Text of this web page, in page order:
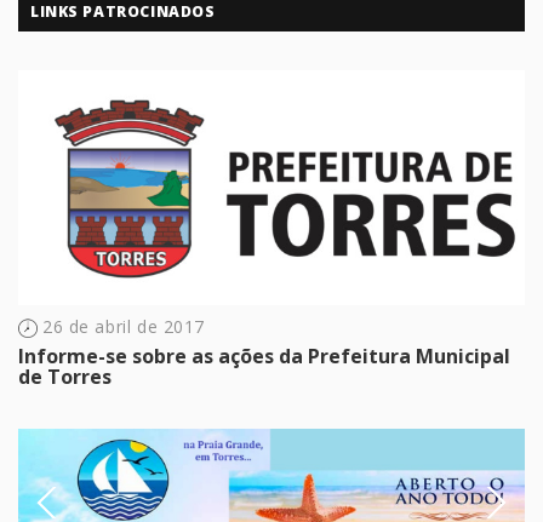
LINKS PATROCINADOS
26 de abril de 2017
Informe-se sobre as ações da Prefeitura Municipal
de Torres
Previous Next